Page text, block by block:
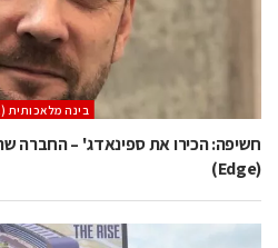
בינה מלאכותית (AI/ML)
(Edge)